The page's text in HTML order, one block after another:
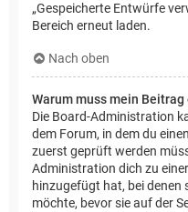
„Gespeicherte Entwürfe
Bereich erneut laden.
Nach oben
Warum muss mein
Die Board-Administration
dem Forum, in dem du
zuerst geprüft werden
Administration dich zu
hinzugefügt hat, bei denen
möchte, bevor sie auf der